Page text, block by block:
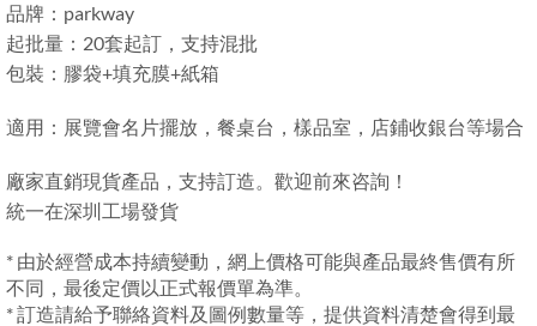
品牌：parkway
起批量：20套起訂，支持混批
包裝：膠袋+填充膜+紙箱
適用：展覽會名片擺放，餐桌台，樣品室，店鋪收銀台等場合
廠家直銷現貨產品，支持訂造。歡迎前來咨詢！
統一在深圳工場發貨
* 由於經營成本持續變動，網上價格可能與產品最終售價有所
不同，最後定價以正式報價單為準。
* 訂造請給予聯絡資料及圖例數量等，提供資料清楚會得到最